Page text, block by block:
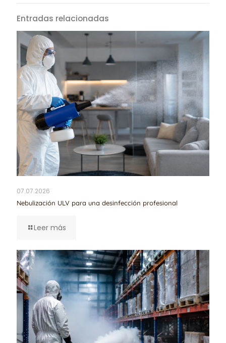
Entradas relacionadas
07.07.2026
Nebulización ULV para una desinfección profesional
Leer más